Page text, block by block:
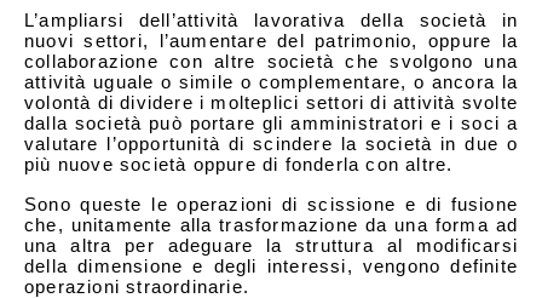
L’ampliarsi dell’attività lavorativa della società in
nuovi settori, l’aumentare del patrimonio, oppure la
collaborazione con altre società che svolgono una
attività uguale o simile o complementare, o ancora la
volontà di dividere i molteplici settori di attività svolte
dalla società può portare gli amministratori e i soci a
valutare l’opportunità di scindere la società in due o
più nuove società oppure di fonderla con altre.
Sono queste le operazioni di scissione e di fusione
che, unitamente alla trasformazione da una forma ad
una altra per adeguare la struttura al modificarsi
della dimensione e degli interessi, vengono definite
operazioni straordinarie.